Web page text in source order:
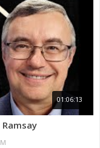
01:06:13